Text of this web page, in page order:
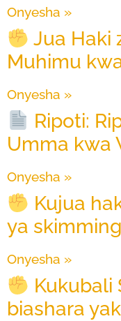
Onyesha »
Jua Haki
Muhimu
Onyesha »
Ripoti:
Umma kwa
Onyesha »
Kujua
ya skimming
Onyesha »
Kukubali
biashara